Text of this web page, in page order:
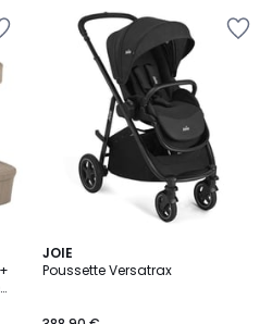
JOIE
Poussette Versatrax
3
Couleurs